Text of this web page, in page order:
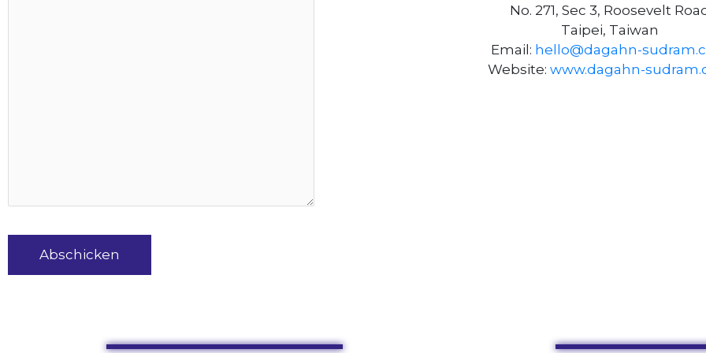
No. 271, Sec 3, Roosevelt
Taipei, Taiwan
Email: hello@dagahn-
Website: www.dagahn-